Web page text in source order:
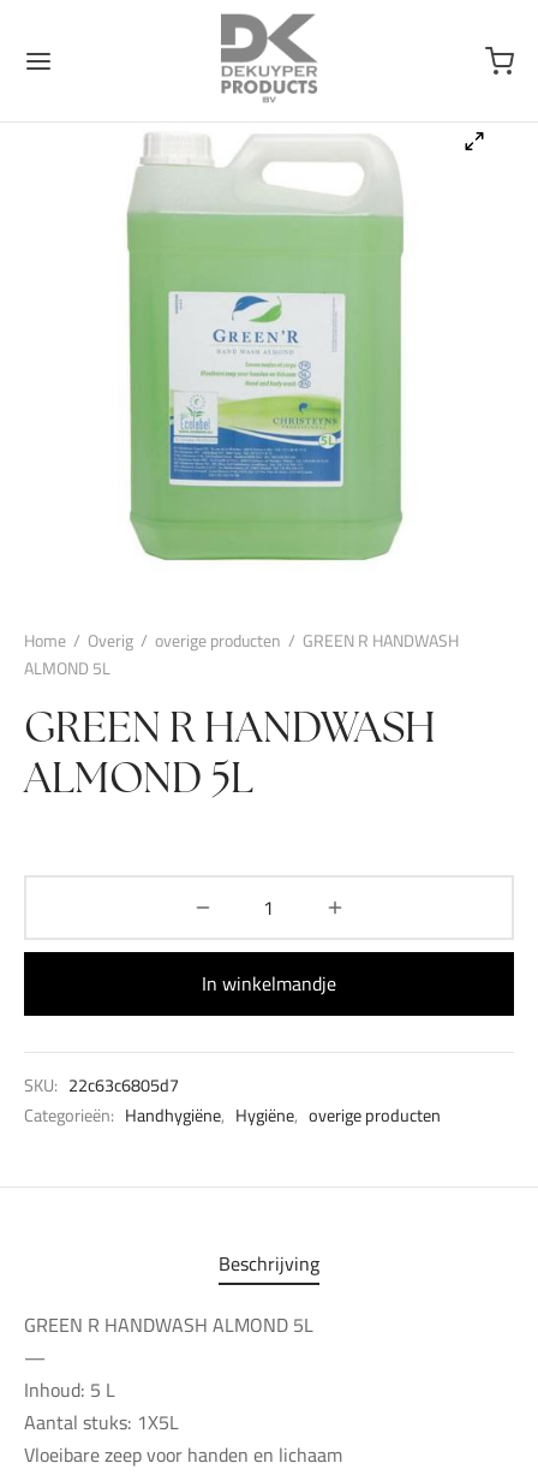
Home / Overig / overige producten / GREEN R HANDWASH
ALMOND 5L
GREEN R HANDWASH
ALMOND 5L
In winkelmandje
SKU: 22c63c6805d7
Categorieën: Handhygiëne, Hygiëne, overige producten
Beschrijving
GREEN R HANDWASH ALMOND 5L
—
Inhoud: 5 L
Aantal stuks: 1X5L
Vloeibare zeep voor handen en lichaam